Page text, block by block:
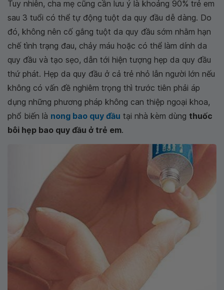
Tuy nhiên, cha mẹ cũng cần lưu ý là khoảng 90% trẻ em
sau 3 tuổi có thể tự động tuột da quy đầu dễ dàng. Do
đó, không nên cố gắng tuột da quy đầu sớm nhằm hạn
chế tình trạng đau, chảy máu hoặc có thể làm dính da
quy đầu và tạo sẹo, dẫn tới hiện tượng hẹp da quy đầu
thứ phát. Hẹp da quy đầu ở cả trẻ nhỏ lẫn người lớn nếu
không có vấn đề nghiêm trọng thì trước tiên phải áp
dụng những phương pháp không can thiệp ngoại khoa,
phổ biến là nong bao quy đầu tại nhà kèm dùng thuốc
bôi hẹp bao quy đầu ở trẻ em.